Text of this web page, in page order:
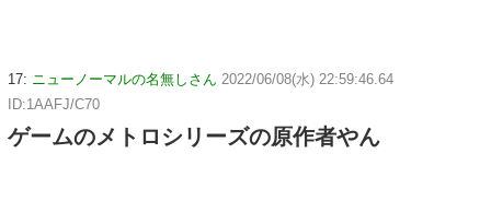
17: ニューノーマルの名無しさん 2022/06/08(水) 22:59:46.64
ID:1AAFJ/C70
ゲームのメトロシリーズの原作者やん